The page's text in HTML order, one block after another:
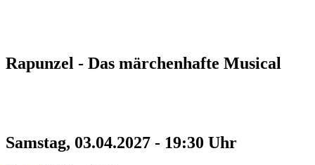
Rapunzel - Das märchenhafte Musical
Samstag, 03.04.2027 - 19:30 Uhr